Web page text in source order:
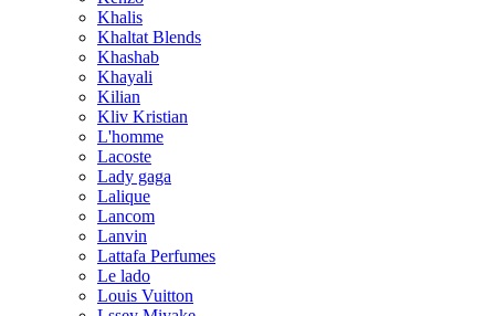
Khalis
Khaltat Blends
Khashab
Khayali
Kilian
Kliv Kristian
L'homme
Lacoste
Lady gaga
Lalique
Lancom
Lanvin
Lattafa Perfumes
Le lado
Louis Vuitton